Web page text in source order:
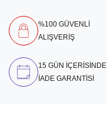
%100 GÜVENLİ
ALIŞVERİŞ
15 GÜN İÇERİSİNDE
İADE GARANTİSİ